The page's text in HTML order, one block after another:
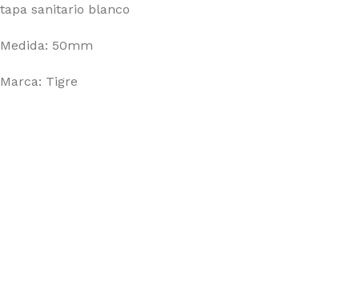
tapa sanitario blanco
Medida: 50mm
Marca: Tigre